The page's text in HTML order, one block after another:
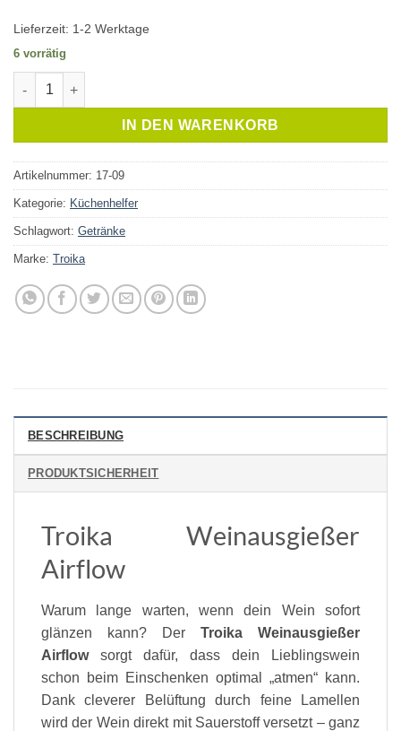
Lieferzeit: 1-2 Werktage
6 vorrätig
Troika Weinausgießer Airflow Menge
IN DEN WARENKORB
Artikelnummer: 17-09
Kategorie: Küchenhelfer
Schlagwort: Getränke
Marke: Troika
BESCHREIBUNG
PRODUKTSICHERHEIT
Troika Weinausgießer
Airflow
Warum lange warten, wenn dein Wein sofort
glänzen kann? Der Troika Weinausgießer
Airflowsorgt dafür, dass dein Lieblingswein
schon beim Einschenken optimal „atmen“ kann.
Dank cleverer Belüftung durch feine Lamellen
wird der Wein direkt mit Sauerstoff versetzt – ganz